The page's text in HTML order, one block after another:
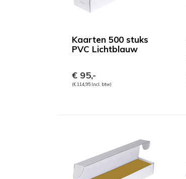
Kaarten 500 stuks
PVC Lichtblauw
€ 95,-
(€ 114,95 Incl. btw)